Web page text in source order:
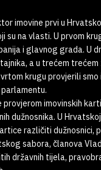
imovine prvi u
su na vlasti. U prvom
i glavnog grada. U
a u trećem
krugu provjerili smo
provjerom imovinskih
dužnosnika. U
različiti dužnosnici,
sabora, članova
državnih tijela,